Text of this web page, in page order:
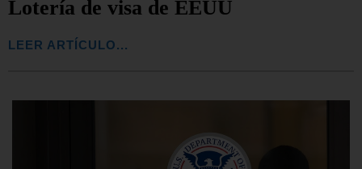
Lotería de visa de EEUU
LEER ARTÍCULO...